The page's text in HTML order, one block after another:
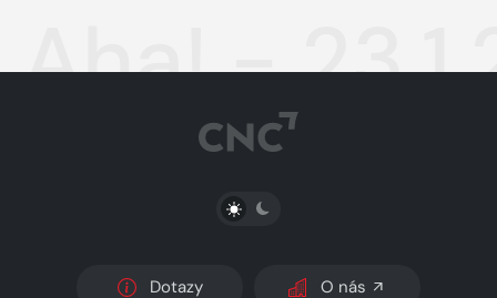
Aha! -
PŘEPNOUT SVĚTLÝ/TMAVÝ REŽIM
Dotazy O nás